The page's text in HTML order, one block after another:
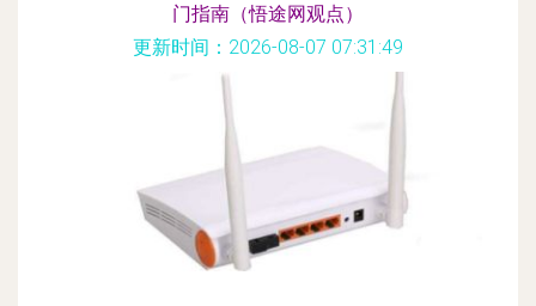
门指南（悟途网观点）
更新时间：2026-08-07 07:31:49